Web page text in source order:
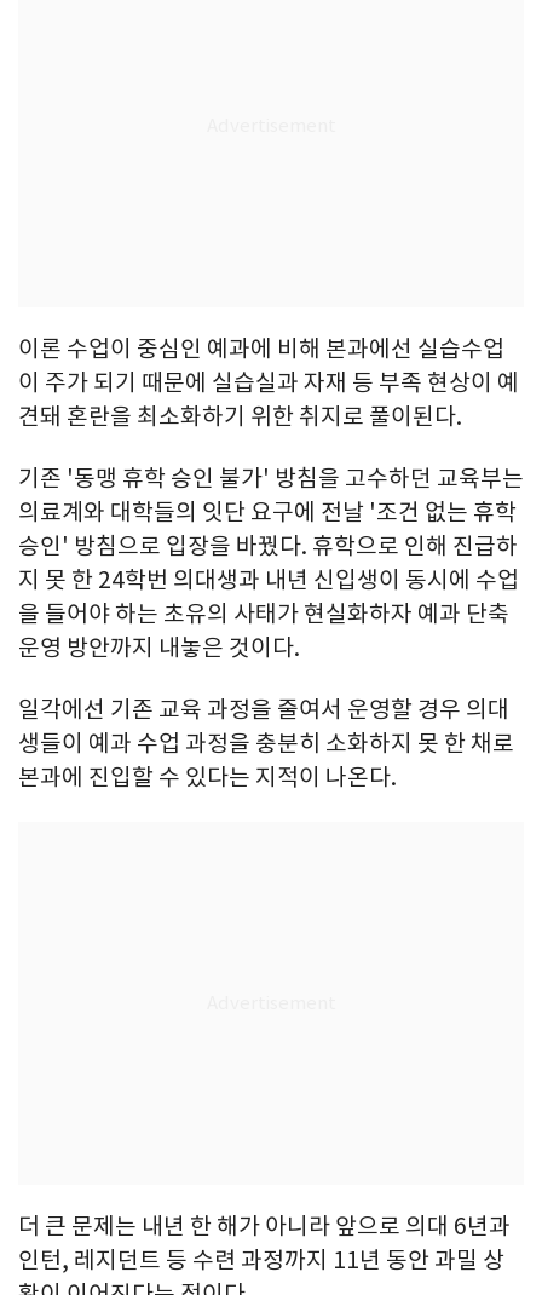
이론 수업이 중심인 예과에 비해 본과에선 실습수업
이 주가 되기 때문에 실습실과 자재 등 부족 현상이 예
견돼 혼란을 최소화하기 위한 취지로 풀이된다.
기존 '동맹 휴학 승인 불가' 방침을 고수하던 교육부는
의료계와 대학들의 잇단 요구에 전날 '조건 없는 휴학
승인' 방침으로 입장을 바꿨다. 휴학으로 인해 진급하
지 못 한 24학번 의대생과 내년 신입생이 동시에 수업
을 들어야 하는 초유의 사태가 현실화하자 예과 단축
운영 방안까지 내놓은 것이다.
일각에선 기존 교육 과정을 줄여서 운영할 경우 의대
생들이 예과 수업 과정을 충분히 소화하지 못 한 채로
본과에 진입할 수 있다는 지적이 나온다.
더 큰 문제는 내년 한 해가 아니라 앞으로 의대 6년과
인턴, 레지던트 등 수련 과정까지 11년 동안 과밀 상